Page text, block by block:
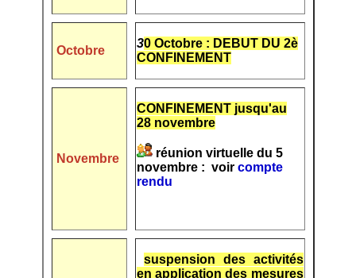
Octobre
30 Octobre : DEBUT DU 2è
CONFINEMENT
Novembre
CONFINEMENT jusqu'au
28 novembre
réunion virtuelle du 5
novembre : voir compte
rendu
suspension des activités
en application des mesures